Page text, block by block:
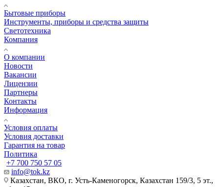
Бытовые приборы
Инструменты, приборы и средства защиты
Светотехника
Компания
О компании
Новости
Вакансии
Лицензии
Партнеры
Контакты
Информация
Условия оплаты
Условия доставки
Гарантия на товар
Политика
+7 700 750 57 05
info@tok.kz
Казахстан, ВКО, г. Усть-Каменогорск, Казахстан 159/3, 5 эт.,